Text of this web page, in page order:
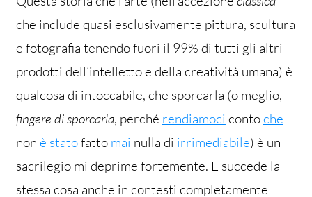
che include quasi esclusivamente pittura, scultura
e fotografia tenendo fuori il 99% di tutti gli altri
prodotti dell’intelletto e della creatività umana) è
qualcosa di intoccabile, che sporcarla (o meglio,
fingere di sporcarla, perché rendiamoci contoche
non è statofatto mai nulla di irrimediabile) è un
sacrilegio mi deprime fortemente. E succede la
stessa cosa anche in contesti completamente